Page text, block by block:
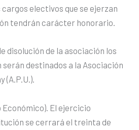
cargos electivos que se ejerzan
tendrán carácter honorario.
disolución de la asociación los
destinados a la Asociación
(A.P.U.).
El ejercicio
se cerrará el treinta de